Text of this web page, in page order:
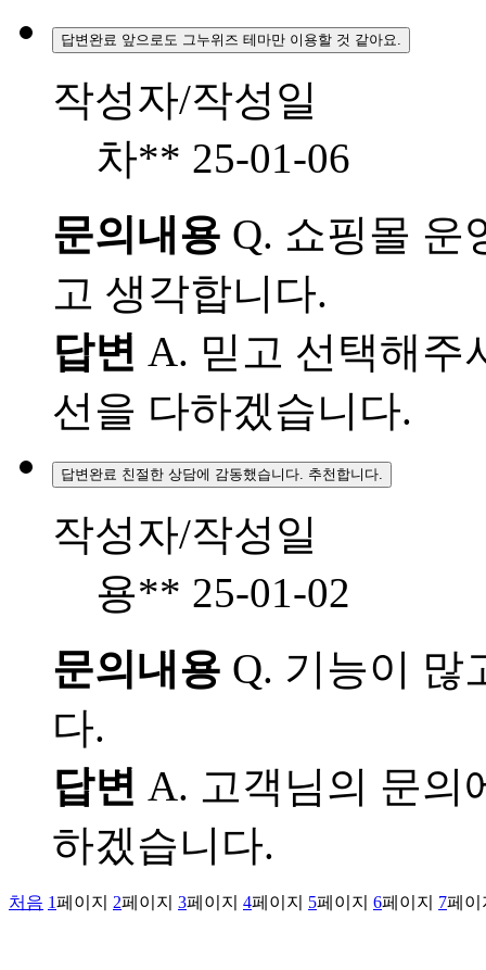
답변완료 앞으로도 그누위즈 테마만 이용할 것 같아요.
작성자/작성일
차** 25-01-06
문의내용 Q. 쇼핑몰 운
고 생각합니다.
답변 A. 믿고 선택해주
선을 다하겠습니다.
답변완료 친절한 상담에 감동했습니다. 추천합니다.
작성자/작성일
용** 25-01-02
문의내용 Q. 기능이 많
다.
답변 A. 고객님의 문의
하겠습니다.
처음 1페이지 2페이지 3페이지 4페이지 5페이지 6페이지 7페이